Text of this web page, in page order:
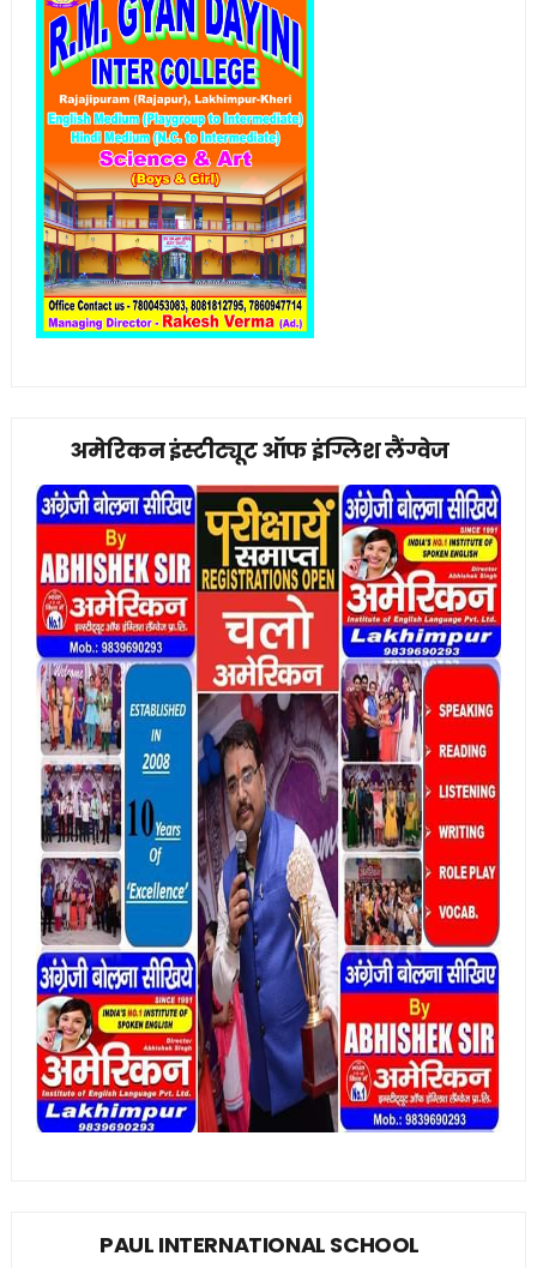
अमेरिकन इंस्टीट्यूट ऑफ इंग्लिश लैंग्वेज
PAUL INTERNATIONAL SCHOOL